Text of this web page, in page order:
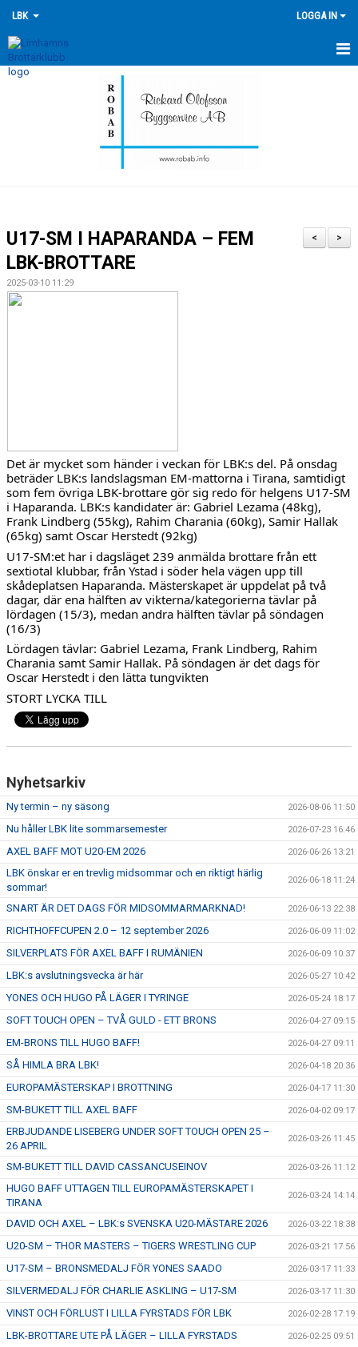
LBK LOGGA IN
HEM
TRÄNINGSKALENDER
TÄVLINGSKALENDERN
VACCINERAD MOT DOPING
RICHTHOFFCUPEN
SNK-TÄVLING PÅ LIMHAMN
SKÅNESERIEN
LBKS VÄRDEGRUNDER
GDPR
LBKS JUBILEUMSBOK
STOLT SPONSOR
ÅNGERRÄTT
ENOLIV.SE
OM SKADAN ÄR FRAMME
FRÅGOR KRING FRITIDSKORTET
>
<
U17-SM I HAPARANDA – FEM
LBK-BROTTARE
2025-03-10 11:29
Det är mycket som händer i veckan för LBK:s del. På onsdag
beträder LBK:s landslagsman EM-mattorna i Tirana, samtidigt
som fem övriga LBK-brottare gör sig redo för helgens U17-SM
i Haparanda. LBK:s kandidater är: Gabriel Lezama (48kg),
Frank Lindberg (55kg), Rahim Charania (60kg), Samir Hallak
(65kg) samt Oscar Herstedt (92kg)
U17-SM:et har i dagsläget 239 anmälda brottare från ett
sextiotal klubbar, från Ystad i söder hela vägen upp till
skådeplatsen Haparanda. Mästerskapet är uppdelat på två
dagar, där ena hälften av vikterna/kategorierna tävlar på
lördagen (15/3), medan andra hälften tävlar på söndagen
(16/3)
Lördagen tävlar: Gabriel Lezama, Frank Lindberg, Rahim
Charania samt Samir Hallak. På söndagen är det dags för
Oscar Herstedt i den lätta tungvikten
STORT LYCKA TILL
Nyhetsarkiv
Ny termin – ny säsong 2026-08-06 11:50
Nu håller LBK lite sommarsemester 2026-07-23 16:46
AXEL BAFF MOT U20-EM 2026 2026-06-26 13:21
LBK önskar er en trevlig midsommar och en riktigt härlig
sommar!
2026-06-18 11:24
SNART ÄR DET DAGS FÖR MIDSOMMARMARKNAD! 2026-06-13 22:38
RICHTHOFFCUPEN 2.0 – 12 september 2026 2026-06-09 11:02
SILVERPLATS FÖR AXEL BAFF I RUMÄNIEN 2026-06-09 10:37
LBK:s avslutningsvecka är här 2026-05-27 10:42
YONES OCH HUGO PÅ LÄGER I TYRINGE 2026-05-24 18:17
SOFT TOUCH OPEN – TVÅ GULD - ETT BRONS 2026-04-27 09:15
EM-BRONS TILL HUGO BAFF! 2026-04-27 09:11
SÅ HIMLA BRA LBK! 2026-04-18 20:36
EUROPAMÄSTERSKAP I BROTTNING 2026-04-17 11:30
SM-BUKETT TILL AXEL BAFF 2026-04-02 09:17
ERBJUDANDE LISEBERG UNDER SOFT TOUCH OPEN 25 –
26 APRIL
2026-03-26 11:45
SM-BUKETT TILL DAVID CASSANCUSEINOV 2026-03-26 11:12
HUGO BAFF UTTAGEN TILL EUROPAMÄSTERSKAPET I
TIRANA
2026-03-24 14:14
DAVID OCH AXEL – LBK:s SVENSKA U20-MÄSTARE 2026 2026-03-22 18:38
U20-SM – THOR MASTERS – TIGERS WRESTLING CUP 2026-03-21 17:56
U17-SM – BRONSMEDALJ FÖR YONES SAADO 2026-03-17 11:33
SILVERMEDALJ FÖR CHARLIE ASKLING – U17-SM 2026-03-17 11:30
VINST OCH FÖRLUST I LILLA FYRSTADS FÖR LBK 2026-02-28 17:19
LBK-BROTTARE UTE PÅ LÄGER – LILLA FYRSTADS 2026-02-25 09:51